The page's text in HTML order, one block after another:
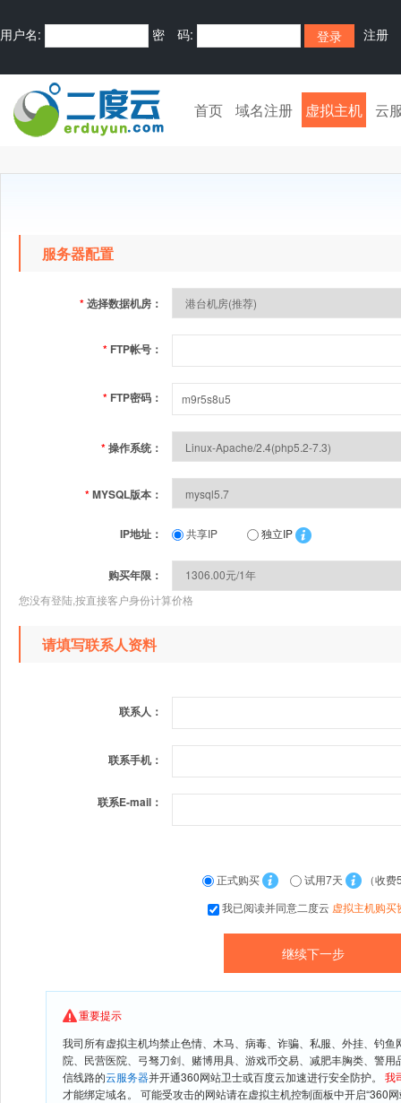
用户名: 密 码: 注册
首页 域名注册 虚拟主机 云
服务器配置
*选择数据机房：
* FTP帐号：
* FTP密码：
*操作系统：
*MYSQL版本：
IP地址： 共享IP 独立IP
购买年限：
您没有登陆,按直接客户身份计算价格
请填写联系人资料
联系人：
联系手机：
联系E-mail：
正式购买 试用7天
（收费
我已阅读并同意二度云 虚拟主机购买
重要提示
我司所有虚拟主机均禁止色情、木马、病毒、诈骗、私服、外挂、钓
院、民营医院、弓驽刀剑、赌博用具、游戏币交易、减肥丰胸类、警
信线路的云服务器并开通360网站卫士或百度云加速进行安全防护。 我
才能绑定域名。 可能受攻击的网站请在虚拟主机控制面板中开启“360